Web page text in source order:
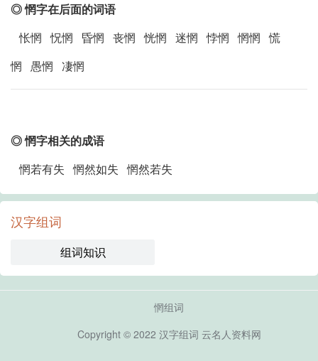
◎ 惘字在后面的词语
怅惘 怳惘 昏惘 丧惘 恍惘 迷惘 悖惘 惘惘 慌
惘 愚惘 凄惘
◎ 惘字相关的成语
惘若有失 惘然如失 惘然若失
汉字组词
组词知识
惘组词
Copyright © 2022 汉字组词 云名人资料网